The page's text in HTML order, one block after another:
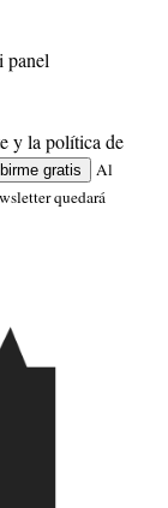
panel
y la política de
gratis
Al
quedará